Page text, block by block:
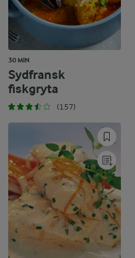
30 MIN
Sydfransk
fiskgryta
(157)